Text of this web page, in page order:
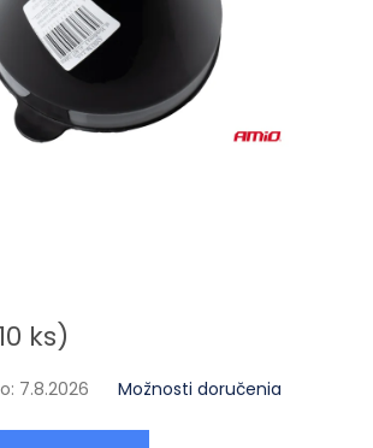
ks)
7.8.2026 Možnosti doručenia